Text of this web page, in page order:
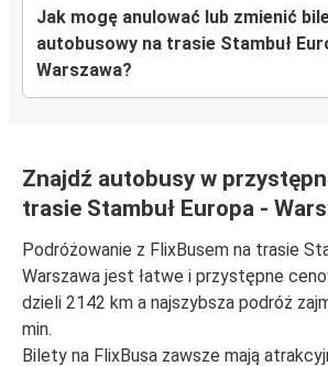
Jak mogę anulować lub zmienić
autobusowy na trasie Stambuł
Warszawa?
Znajdź autobusy w
trasie Stambuł Europa -
Podróżowanie z FlixBusem na trasie
Warszawa jest łatwe i przystępne
dzieli 2142 km a najszybsza podróż
min.
Bilety na FlixBusa zawsze mają